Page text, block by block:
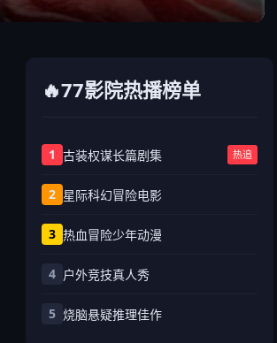
🔥77影院热播榜单
1 古装权谋长篇剧集 热追
2 星际科幻冒险电影
3 热血冒险少年动漫
4 户外竞技真人秀
5 烧脑悬疑推理佳作